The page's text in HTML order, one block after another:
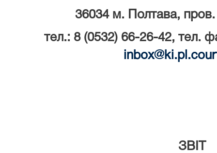
36034 м. Полтава,
тел.: 8 (0532) 66-26-42, тел.
inbox@ki.pl .
ЗВІТ